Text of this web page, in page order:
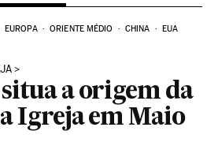
EUROPA ORIENTE MÉDIO CHINA EUA
a origem da
Igreja em Maio